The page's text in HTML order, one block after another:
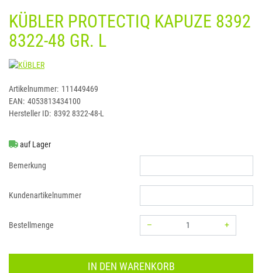
KÜBLER PROTECTIQ KAPUZE 8392
8322-48 GR. L
KÜBLER
Artikelnummer: 111449469
EAN: 4053813434100
Hersteller ID: 8392 8322-48-L
auf Lager
Bemerkung
Kundenartikelnummer
Bestellmenge –
+
IN DEN WARENKORB